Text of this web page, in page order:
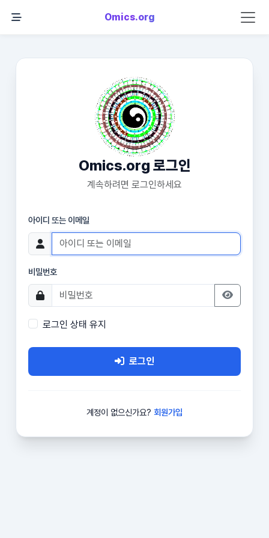
Omics.org
Omics.org 로그인
계속하려면 로그인하세요
아이디 또는 이메일
비밀번호
로그인 상태 유지
로그인
계정이 없으신가요? 회원가입